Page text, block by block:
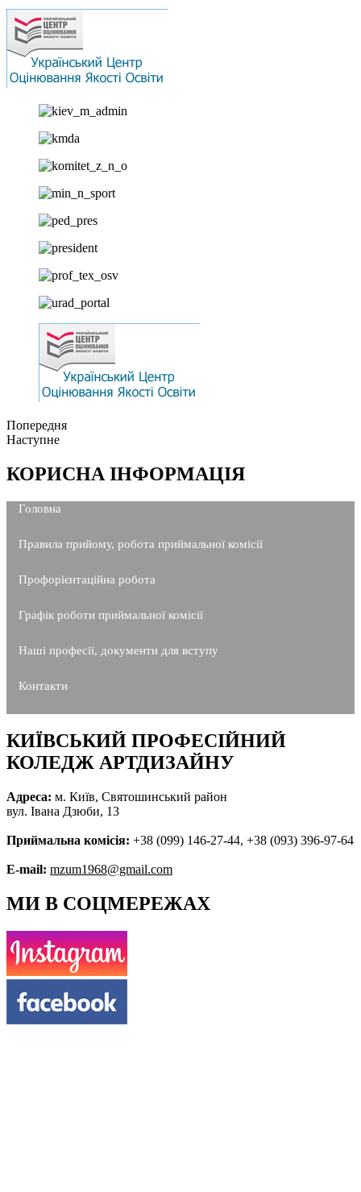
Попередня
Наступне
КОРИСНА ІНФОРМАЦІЯ
Головна
Правила прийому, робота приймальної комісії
Профорієнтаційна робота
Графік роботи приймальної комісії
Наші професії, документи для вступу
Контакти
КИЇВСЬКИЙ ПРОФЕСІЙНИЙ
КОЛЕДЖ АРТДИЗАЙНУ
Адреса: м. Київ, Святошинський район
вул. Івана Дзюби, 13
Приймальна комісія: +38 (099) 146-27-44, +38 (093) 396-97-64
E-mail: mzum1968@gmail.com
МИ В СОЦМЕРЕЖАХ